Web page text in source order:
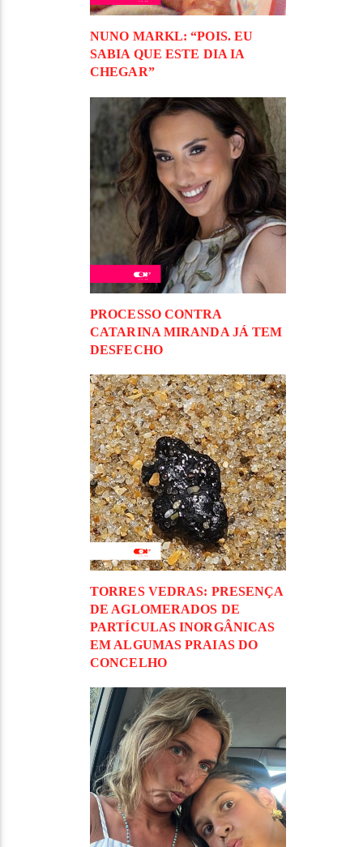
NUNO MARKL: “POIS. EU
SABIA QUE ESTE DIA IA
CHEGAR”
PROCESSO CONTRA
CATARINA MIRANDA JÁ TEM
DESFECHO
TORRES VEDRAS: PRESENÇA
DE AGLOMERADOS DE
PARTÍCULAS INORGÂNICAS
EM ALGUMAS PRAIAS DO
CONCELHO